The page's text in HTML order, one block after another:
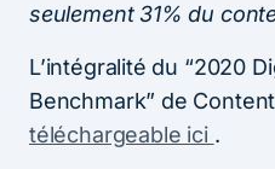
seulement 31% du
L’intégralité du “2020
Benchmark” de
téléchargeable ici .